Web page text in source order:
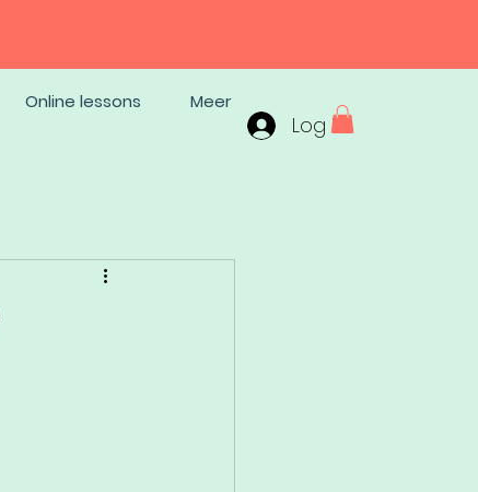
Online lessons Meer
Log In